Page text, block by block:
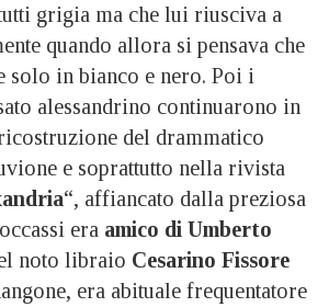
grigia ma che lui riusciva a
quando allora si pensava che
solo in bianco e nero. Poi i
alessandrino continuarono in
del drammatico
e soprattutto nella rivista
“, affiancato dalla preziosa
era amico di Umberto
noto libraio Cesarino Fissore
era abituale frequentatore